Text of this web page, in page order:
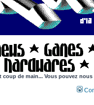
coup de main... Vous pouvez